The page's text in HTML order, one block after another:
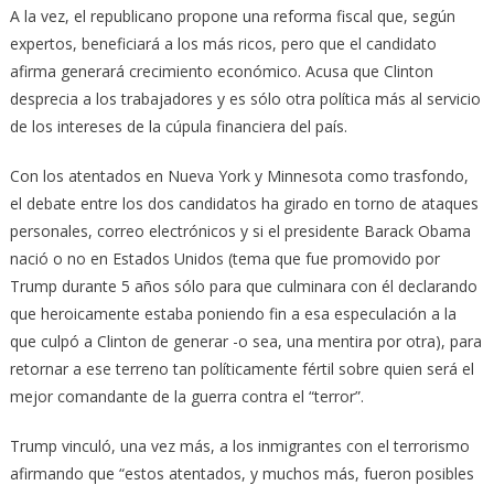
A la vez, el republicano propone una reforma fiscal que, según
expertos, beneficiará a los más ricos, pero que el candidato
afirma generará crecimiento económico. Acusa que Clinton
desprecia a los trabajadores y es sólo otra política más al servicio
de los intereses de la cúpula financiera del país.
Con los atentados en Nueva York y Minnesota como trasfondo,
el debate entre los dos candidatos ha girado en torno de ataques
personales, correo electrónicos y si el presidente Barack Obama
nació o no en Estados Unidos (tema que fue promovido por
Trump durante 5 años sólo para que culminara con él declarando
que heroicamente estaba poniendo fin a esa especulación a la
que culpó a Clinton de generar -o sea, una mentira por otra), para
retornar a ese terreno tan políticamente fértil sobre quien será el
mejor comandante de la guerra contra el “terror”.
Trump vinculó, una vez más, a los inmigrantes con el terrorismo
afirmando que “estos atentados, y muchos más, fueron posibles